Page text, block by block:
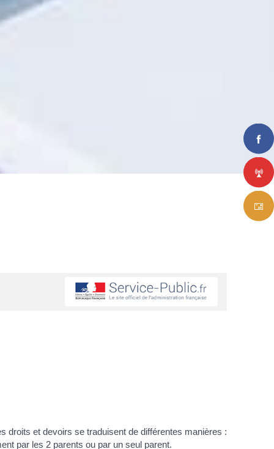
droits et devoirs se traduisent de différentes manières :
par les 2 parents ou par un seul parent.